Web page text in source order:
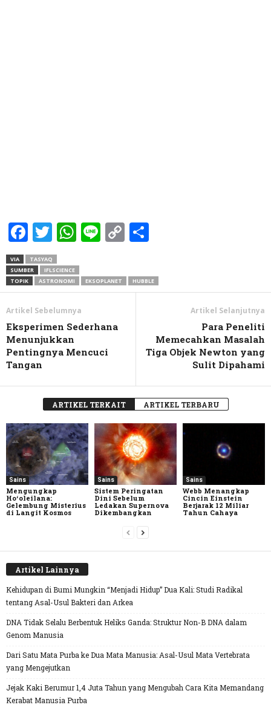
Facebook
TwitterWhatsApp
LineCopy
VIA
TASYAQ
SUMBER
IFLSCIENCE
TOPIK
ASTRONOMI EKSOPLANET HUBBLE
Artikel Sebelumnya
Eksperimen Sederhana
Menunjukkan
Pentingnya Mencuci
Tangan
Artikel Selanjutnya
Para Peneliti
Memecahkan Masalah
Tiga Objek Newton yang
Sulit Dipahami
ARTIKEL TERKAIT ARTIKEL TERBARU
Sains
Mengungkap
Hoʻoleilana:
Gelembung Misterius
di Langit Kosmos
Sains
Sistem Peringatan
Dini Sebelum
Ledakan Supernova
Dikembangkan
Sains
Webb Menangkap
Cincin Einstein
Berjarak 12 Miliar
Tahun Cahaya
Artikel Lainnya
Kehidupan di Bumi Mungkin “Menjadi Hidup” Dua Kali: Studi Radikal
tentang Asal-Usul Bakteri dan Arkea
DNA Tidak Selalu Berbentuk Heliks Ganda: Struktur Non-B DNA dalam
Genom Manusia
Dari Satu Mata Purba ke Dua Mata Manusia: Asal-Usul Mata Vertebrata
yang Mengejutkan
Jejak Kaki Berumur 1,4 Juta Tahun yang Mengubah Cara Kita Memandang
Kerabat Manusia Purba